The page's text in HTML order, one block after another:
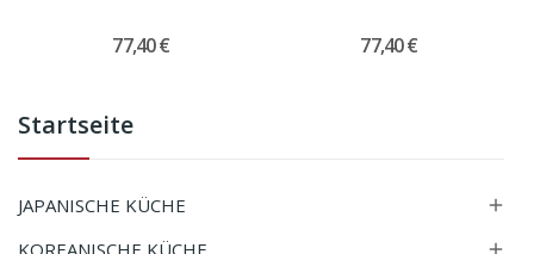
Startseite
JAPANISCHE KÜCHE 
KOREANISCHE KÜCHE 
77,40 € 77,40 €